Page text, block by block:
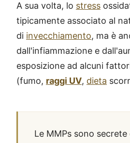
A sua volta, lo stress
tipicamente associato al
di invecchiamento, ma è
dall'infiammazione e
esposizione ad alcuni
(fumo, raggi UV, dieta
Le MMPs sono secrete